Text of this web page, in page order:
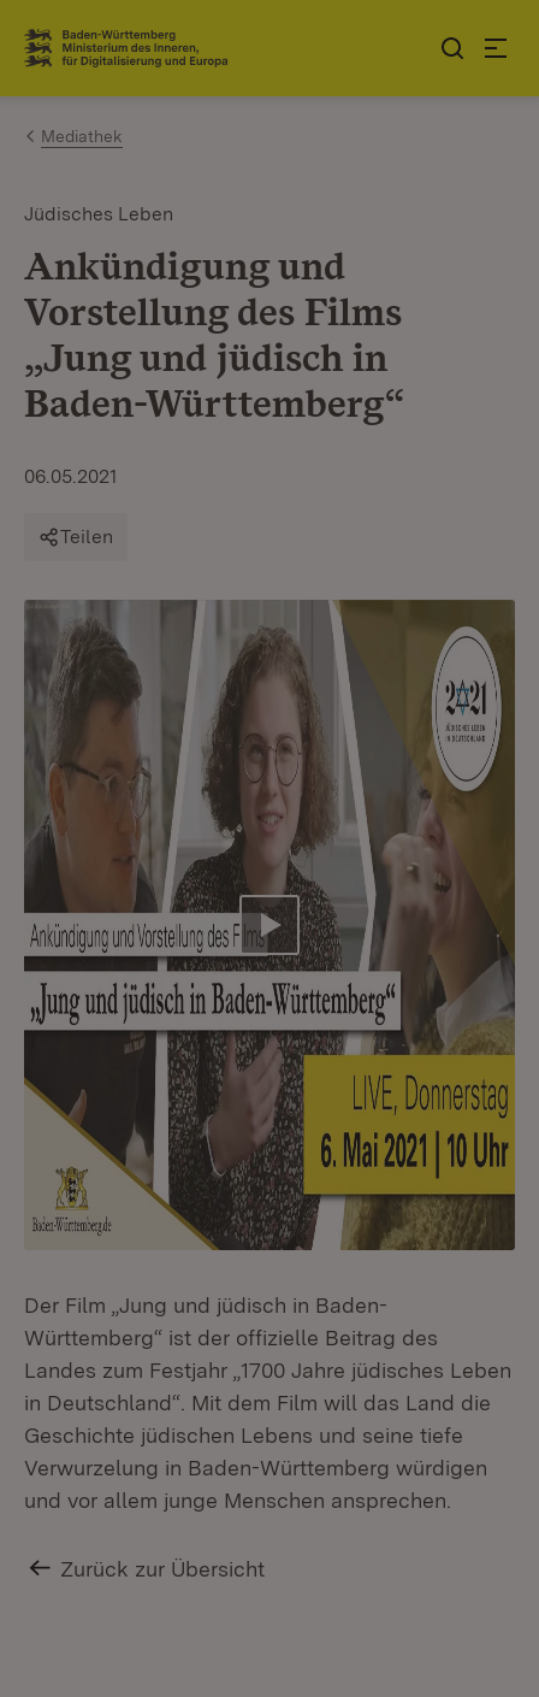
Zum Inhalt springen
Link zur Startseite
Mediathek
Jüdisches Leben
Ankündigung und
Vorstellung des Films
„Jung und jüdisch in
Baden-Württemberg“
06.05.2021
Teilen
Video abspielen
Der Film „Jung und jüdisch in Baden-
Württemberg“ ist der offizielle Beitrag des
Landes zum Festjahr „1700 Jahre jüdisches Leben
in Deutschland“. Mit dem Film will das Land die
Geschichte jüdischen Lebens und seine tiefe
Verwurzelung in Baden-Württemberg würdigen
und vor allem junge Menschen ansprechen.
Zurück zur Übersicht